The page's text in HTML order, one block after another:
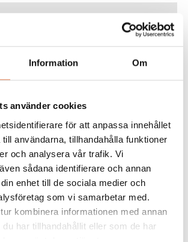
Information Om
använder cookies
för att anpassa innehållet
användarna, tillhandahålla funktioner
och analysera vår trafik. Vi
sådana identifierare och annan
enhet till de sociala medier och
som vi samarbetar med.
kombinera informationen med annan
har tillhandahållit eller som de har
Gård Hotell & Spa